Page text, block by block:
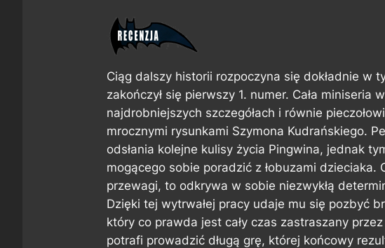
Ciąg dalszy historii rozpoczyna się dokładnie w
zakończył się pierwszy 1. numer. Cała miniseria
najdrobniejszych szczegółach i równie
mrocznymi rysunkami Szymona Kudrańskiego.
odsłania kolejne kulisy życia Pingwina, jednak
mogącego sobie poradzić z łobuzami dzieciaka.
przewagi, to odkrywa w sobie niezwykłą
Dzięki tej wytrwałej pracy udaje mu się pozbyć
który co prawda jest cały czas zastraszany
potrafi prowadzić długą grę, której końcowy